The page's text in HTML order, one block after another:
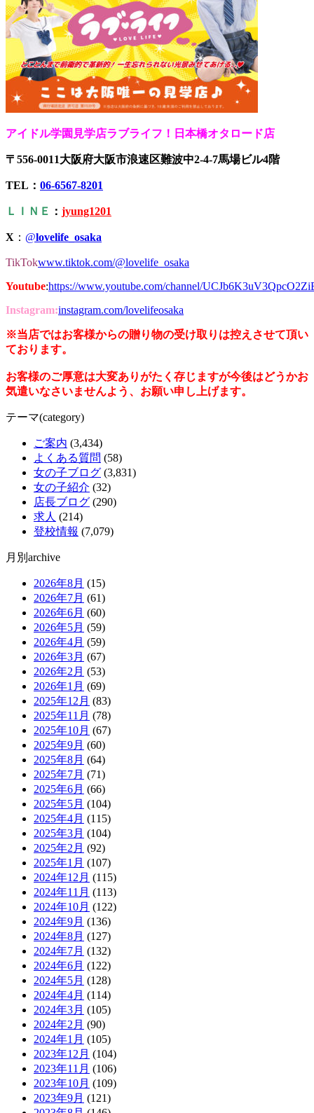
アイドル学園見学店ラブライフ！日本橋オタロード店
〒556-0011大阪府大阪市浪速区難波中2-4-7馬場ビル4階
TEL： 06-6567-8201
ＬＩＮＥ ： jyung1201
X ： @lovelife_osaka
TikTokwww.tiktok.com/@lovelife_osaka
Youtube:https://www.youtube.com/channel/
Instagram:instagram.com/lovelifeosaka
※当店ではお客様からの贈り物の受け取りは控えさせて頂い
ております。
お客様のご厚意は大変ありがたく存じますが今後はどうかお
気遣いなさいませんよう、お願い申し上げます。
テーマ(category)
ご案内 (3,434)
よくある質問 (58)
女の子ブログ (3,831)
女の子紹介 (32)
店長ブログ (290)
求人 (214)
登校情報 (7,079)
月別archive
2026年8月 (15)
2026年7月 (61)
2026年6月 (60)
2026年5月 (59)
2026年4月 (59)
2026年3月 (67)
2026年2月 (53)
2026年1月 (69)
2025年12月 (83)
2025年11月 (78)
2025年10月 (67)
2025年9月 (60)
2025年8月 (64)
2025年7月 (71)
2025年6月 (66)
2025年5月 (104)
2025年4月 (115)
2025年3月 (104)
2025年2月 (92)
2025年1月 (107)
2024年12月 (115)
2024年11月 (113)
2024年10月 (122)
2024年9月 (136)
2024年8月 (127)
2024年7月 (132)
2024年6月 (122)
2024年5月 (128)
2024年4月 (114)
2024年3月 (105)
2024年2月 (90)
2024年1月 (105)
2023年12月 (104)
2023年11月 (106)
2023年10月 (109)
2023年9月 (121)